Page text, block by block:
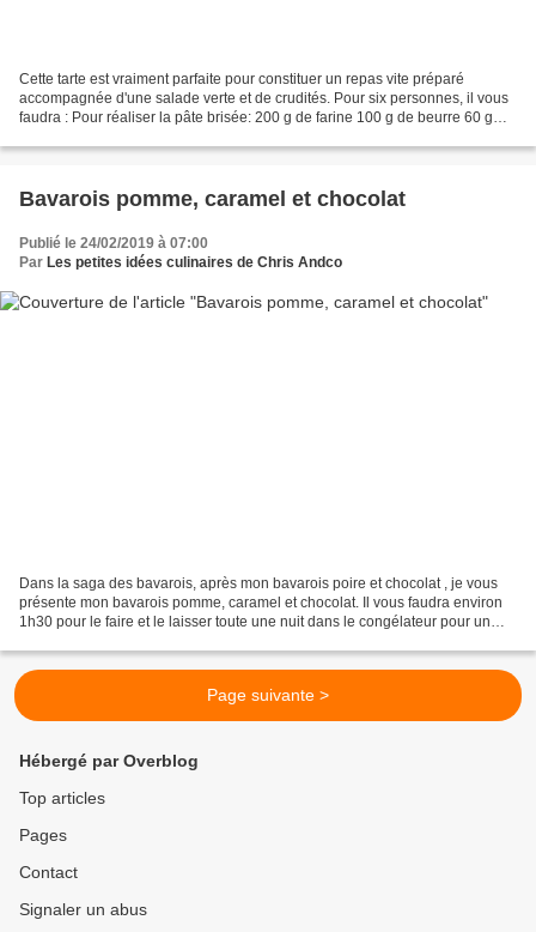
Cette tarte est vraiment parfaite pour constituer un repas vite préparé
accompagnée d'une salade verte et de crudités. Pour six personnes, il vous
faudra : Pour réaliser la pâte brisée: 200 g de farine 100 g de beurre 60 g
Bavarois pomme, caramel et chocolat
Publié le 24/02/2019 à 07:00
Par Les petites idées culinaires de Chris Andco
Dans la saga des bavarois, après mon bavarois poire et chocolat , je vous
présente mon bavarois pomme, caramel et chocolat. Il vous faudra environ
1h30 pour le faire et le laisser toute une nuit dans le congélateur pour un
Page suivante >
Hébergé par Overblog
Top articles
Pages
Contact
Signaler un abus